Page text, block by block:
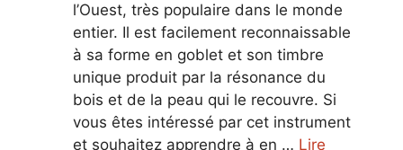
l’Ouest, très populaire dans le monde
entier. Il est facilement reconnaissable
à sa forme en goblet et son timbre
unique produit par la résonance du
bois et de la peau qui le recouvre. Si
vous êtes intéressé par cet instrument
et souhaitez apprendre à en … Lire